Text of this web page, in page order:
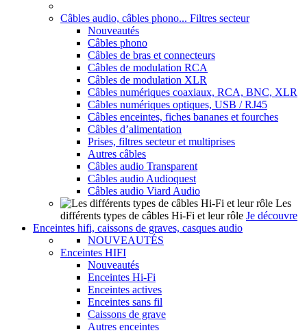
Câbles audio, câbles phono... Filtres secteur
Nouveautés
Câbles phono
Câbles de bras et connecteurs
Câbles de modulation RCA
Câbles de modulation XLR
Câbles numériques coaxiaux, RCA, BNC, XLR
Câbles numériques optiques, USB / RJ45
Câbles enceintes, fiches bananes et fourches
Câbles d’alimentation
Prises, filtres secteur et multiprises
Autres câbles
Câbles audio Transparent
Câbles audio Audioquest
Câbles audio Viard Audio
Les
différents types de câbles Hi-Fi et leur rôle Je découvre
Enceintes hifi, caissons de graves, casques audio
NOUVEAUTÉS
Enceintes HIFI
Nouveautés
Enceintes Hi-Fi
Enceintes actives
Enceintes sans fil
Caissons de grave
Autres enceintes